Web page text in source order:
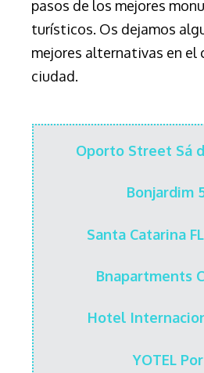
pasos de los mejores
turísticos. Os dejamos
mejores alternativas en el
ciudad.
Oporto Street Sá
Bonjardim
Santa Catarina
Bnapartments
Hotel
YOTEL